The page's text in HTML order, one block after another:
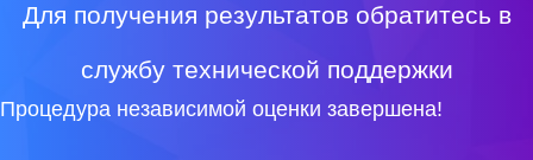
Для получения результатов обратитесь в
службу технической поддержки
Процедура независимой оценки завершена!